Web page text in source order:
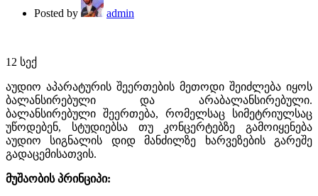
Posted by admin
12 სექ
აუდიო აპარატურის შეერთების მეთოდი შეიძლება იყოს
ბალანსირებული და არაბალანსირებული.
ბალანსირებული შეერთება, რომელსაც სიმეტრიულსაც
უწოდებენ, სტუდიებსა თუ კონცერტებზე გამოიყენება
აუდიო სიგნალის დიდ მანძილზე ხარვეზების გარეშე
გადაცემისათვის.
მუშაობის პრინციპი: